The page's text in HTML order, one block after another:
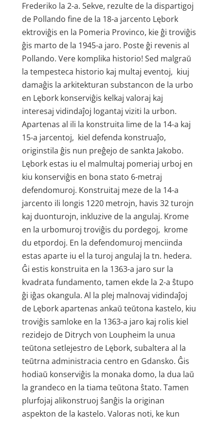
Frederiko la 2-a. Sekve, rezulte de la dispartigoj
de Pollando fine de la 18-a jarcento Lębork
ektroviĝis en la Pomeria Provinco, kie ĝi troviĝis
ĝis marto de la 1945-a jaro. Poste ĝi revenis al
Pollando. Vere komplika historio! Sed malgraŭ
la tempesteca historio kaj multaj eventoj, kiuj
damaĝis la arkitekturan substancon de la urbo
en Lębork konserviĝis kelkaj valoraj kaj
interesaj vidindaĵoj logantaj viziti la urbon.
Apartenas al ili la konstruita lime de la 14-a kaj
15-a jarcentoj, kiel defenda konstruaĵo,
originstila ĝis nun preĝejo de sankta Jakobo.
Lębork estas iu el malmultaj pomeriaj urboj en
kiu konserviĝis en bona stato 6-metraj
defendomuroj. Konstruitaj meze de la 14-a
jarcento ili longis 1220 metrojn, havis 32 turojn
kaj duonturojn, inkluzive de la angulaj. Krome
en la urbomuroj troviĝis du pordegoj, krome
du etpordoj. En la defendomuroj menciinda
estas aparte iu el la turoj angulaj la tn. hedera.
Ĝi estis konstruita en la 1363-a jaro sur la
kvadrata fundamento, tamen ekde la 2-a ŝtupo
ĝi iĝas okangula. Al la plej malnovaj vidindaĵoj
de Lębork apartenas ankaŭ teŭtona kastelo, kiu
troviĝis samloke en la 1363-a jaro kaj rolis kiel
rezidejo de Ditrych von Loupheim la unua
teŭtona setlejestro de Lębork, subaltera al la
teŭtrna administracia centro en Gdansko. Ĝis
hodiaŭ konserviĝis la monaka domo, la dua laŭ
la grandeco en la tiama teŭtona ŝtato. Tamen
plurfojaj alikonstruoj ŝanĝis la originan
aspekton de la kastelo. Valoras noti, ke kun